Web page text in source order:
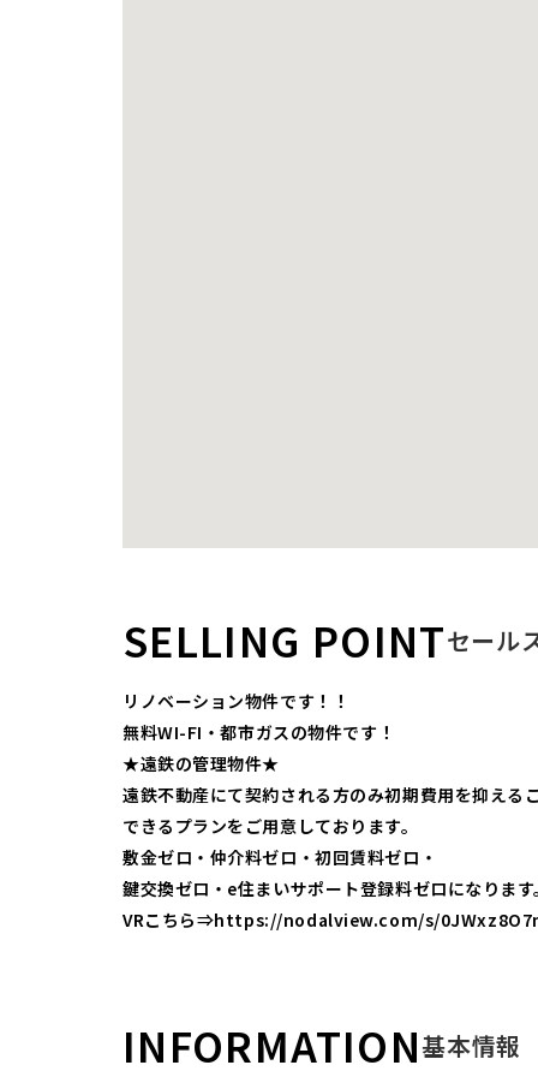
SELLING POINTセール
リノベーション物件です！！
無料WI-FI・都市ガスの物件です！
★遠鉄の管理物件★
遠鉄不動産にて契約される方のみ初期費用を抑える
できるプランをご用意しております。
敷金ゼロ・仲介料ゼロ・初回賃料ゼロ・
鍵交換ゼロ・e住まいサポート登録料ゼロになります
VRこちら⇒https://nodalview.com/s/
INFORMATION基本情報